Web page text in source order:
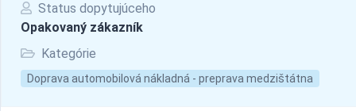
Status dopytujúceho
Opakovaný zákazník
Kategórie
Doprava automobilová nákladná - preprava medzištátna